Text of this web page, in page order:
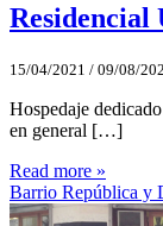
15/04/2021 / 09/08/
Hospedaje
en general […]
Read more »
Barrio República y